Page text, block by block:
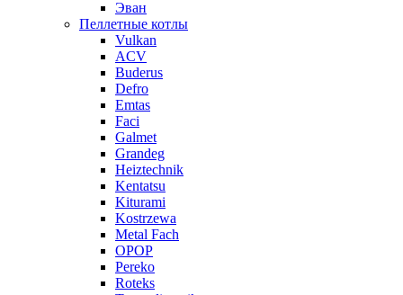
Эван
Пеллетные котлы
Vulkan
ACV
Buderus
Defro
Emtas
Faci
Galmet
Grandeg
Heiztechnik
Kentatsu
Kiturami
Kostrzewa
Metal Fach
OPOP
Pereko
Roteks